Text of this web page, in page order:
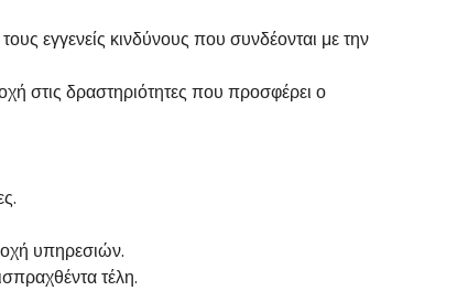
εγγενείς κινδύνους που συνδέονται με την
στις δραστηριότητες που προσφέρει ο
υπηρεσιών.
τέλη.